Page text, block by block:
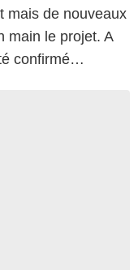
mais de nouveaux
main le projet. A
confirmé…